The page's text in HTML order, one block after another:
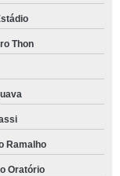
Thon
Ramalho
Oratório